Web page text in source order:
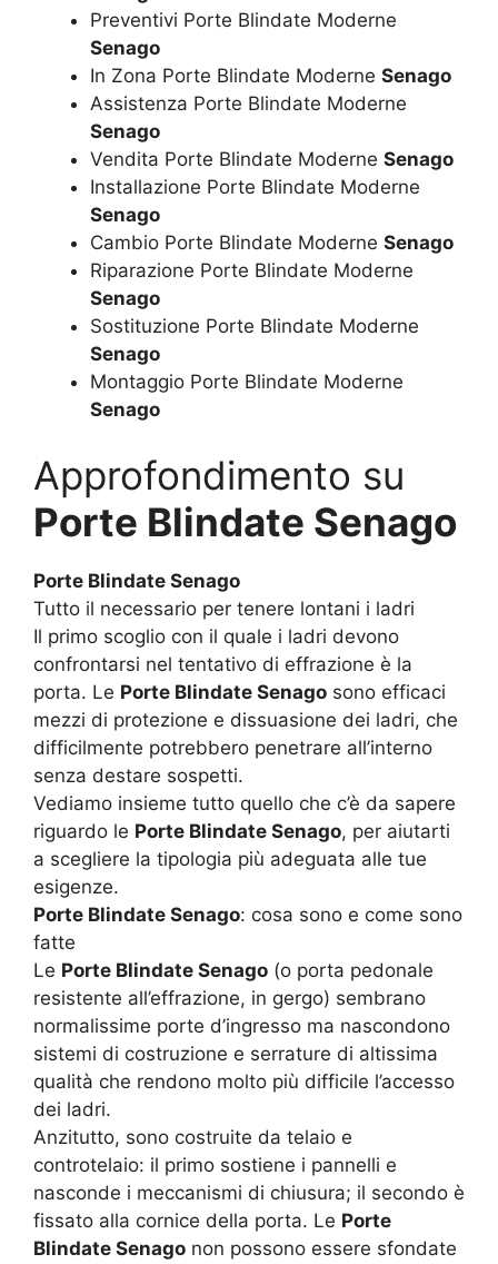
Preventivi Porte Blindate Moderne
Senago
In Zona Porte Blindate Moderne Senago
Assistenza Porte Blindate Moderne
Senago
Vendita Porte Blindate Moderne Senago
Installazione Porte Blindate Moderne
Senago
Cambio Porte Blindate Moderne Senago
Riparazione Porte Blindate Moderne
Senago
Sostituzione Porte Blindate Moderne
Senago
Montaggio Porte Blindate Moderne
Senago
Approfondimento su
Porte Blindate Senago
Porte Blindate Senago
Tutto il necessario per tenere lontani i ladri
Il primo scoglio con il quale i ladri devono
confrontarsi nel tentativo di effrazione è la
porta. Le Porte Blindate Senago sono efficaci
mezzi di protezione e dissuasione dei ladri, che
difficilmente potrebbero penetrare all’interno
senza destare sospetti.
Vediamo insieme tutto quello che c’è da sapere
riguardo le Porte Blindate Senago, per aiutarti
a scegliere la tipologia più adeguata alle tue
esigenze.
Porte Blindate Senago: cosa sono e come sono
fatte
Le Porte Blindate Senago (o porta pedonale
resistente all’effrazione, in gergo) sembrano
normalissime porte d’ingresso ma nascondono
sistemi di costruzione e serrature di altissima
qualità che rendono molto più difficile l’accesso
dei ladri.
Anzitutto, sono costruite da telaio e
controtelaio: il primo sostiene i pannelli e
nasconde i meccanismi di chiusura; il secondo è
fissato alla cornice della porta. Le Porte
Blindate Senago non possono essere sfondate